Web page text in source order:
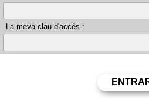
La meva clau d'accés :